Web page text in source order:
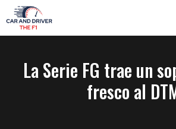
Saltar
al
contenido
La Serie FG trae un
fresco al